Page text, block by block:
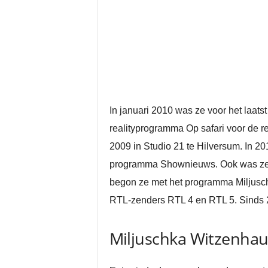
In januari 2010 was ze voor het
realityprogramma Op safari voor de
2009 in Studio 21 te Hilversum. In
programma Shownieuws. Ook was
begon ze met het programma
RTL-zenders RTL 4 en RTL 5.
Miljuschka